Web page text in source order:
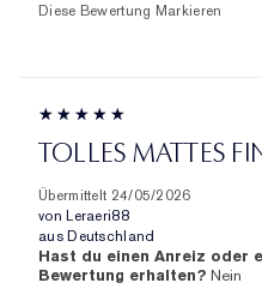
Diese Bewertung Markieren
TOLLES MATTES
Übermittelt 24/05/2026
von Leraeri88
aus Deutschland
Hast du einen Anreiz oder
Bewertung erhalten? Nein